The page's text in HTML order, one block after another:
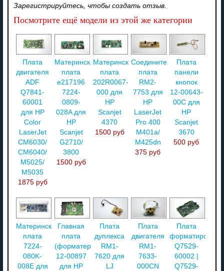
Зарегистрируйтесь, чтобы создать отзыв.
Посмотрите ещё модели из этой же категории
Плата
двигателя
ADF
Q7841-
60001
для HP
Color
LaserJet
CM6030/
CM6040/
M5025/
M5035
1875 руб
Материнская
плата
e217196
7224-
0809-
028A для
HP
Scanjet
G2710/
3800
1500 руб
Материнская
плата
202R0067-
000 для
HP
Scanjet
4370
1500 руб
Соединительная
плата
RM2-
7753 для
HP
LaserJet
Pro 400
M401a/
M425dn
375 руб
Плата
панели
кнопок
12-00643-
00C для
HP
Scanjet
3670
500 руб
Материнская
плата
7224-
080K-
008E для
Главная
плата
(форматер)
12-00897
для HP
Плата
дуплекса
RM1-
7620 для
LJ
Плата
двигателя
RM1-
7633-
000CN
Плата
Q7529-
60002 |
Q7529-